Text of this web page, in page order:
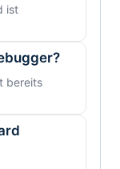
ist
bereits